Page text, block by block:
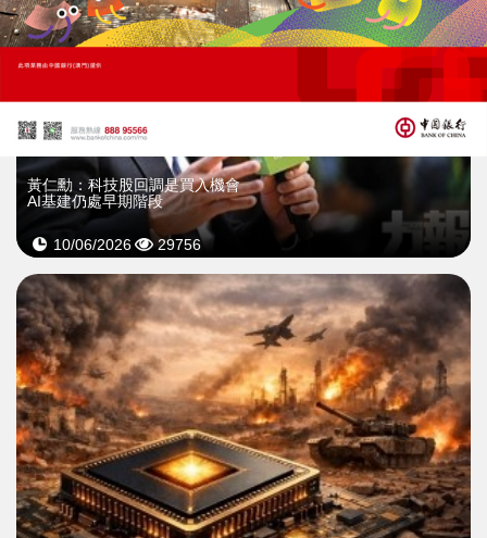
黃仁勳：科技股回調是買入機會
AI基建仍處早期階段
10/06/2026 29756